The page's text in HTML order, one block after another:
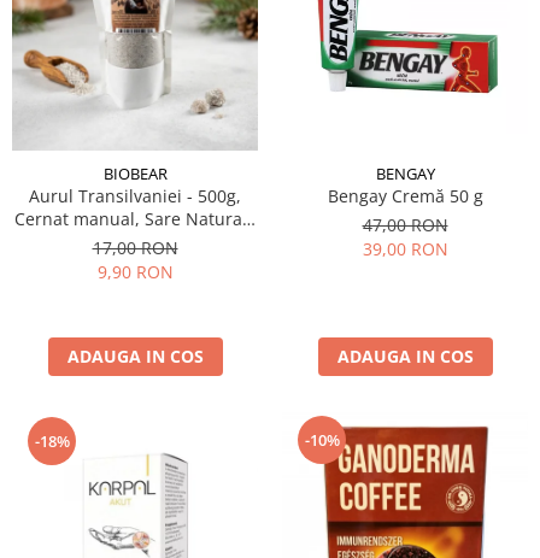
BIOBEAR
Aurul Transilvaniei - 500g,
Cernat manual, Sare Naturală
din Transilvania, Neiodată,
Fără Antiaglomeranţi
17,00 RON
9,90 RON
ADAUGA IN COS
BENGAY
Bengay Cremă 50 g
47,00 RON
39,00 RON
ADAUGA IN COS
-18% -10%